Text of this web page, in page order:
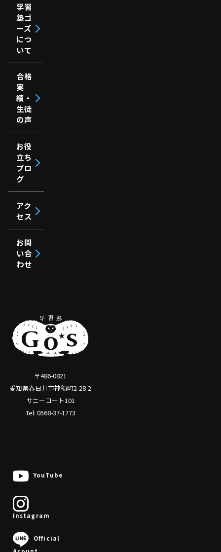
0568-37-1773
学習
塾ゴ
ーズ
につ
いて
合格
実
績・
生徒
の声
お役
立ち
ブロ
グ
アク
セス
お問
い合
わせ
〒486-0821
愛知県春日井市神領町2-28-2
サニーコート101
Tel: 0568-37-1773
YouTube
Instagram
Official